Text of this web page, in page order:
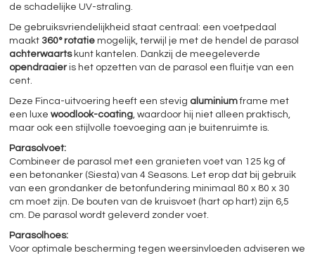
de schadelijke UV-straling.
De gebruiksvriendelijkheid staat centraal: een voetpedaal
maakt360° rotatie mogelijk, terwijl je met de hendel de parasol
achterwaartskunt kantelen. Dankzij de meegeleverde
opendraaieris het opzetten van de parasol een fluitje van een
cent.
Deze Finca-uitvoering heeft een stevig aluminiumframe met
een luxewoodlook-coating, waardoor hij niet alleen praktisch,
maar ook een stijlvolle toevoeging aan je buitenruimte is.
Parasolvoet:
Combineer de parasol met een granieten voet van 125 kg of
een betonanker (Siesta) van 4 Seasons. Let erop dat bij gebruik
van een grondanker de betonfundering minimaal 80 x 80 x 30
cm moet zijn. De bouten van de kruisvoet (hart op hart) zijn 6,5
cm. De parasol wordt geleverd zonder voet.
Parasolhoes:
Voor optimale bescherming tegen weersinvloeden adviseren we